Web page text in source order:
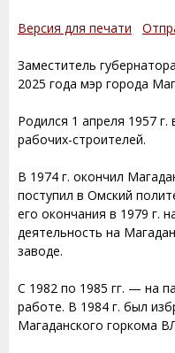
Версия для печати
Заместитель
2025 года мэр города
Родился 1 апреля 1957 г.
рабочих-строителей.
В 1974 г. окончил
поступил в Омский
его окончания в 1979 г.
деятельность на
заводе.
С 1982 по 1985 гг. — на
работе. В 1984 г. был
Магаданского горкома